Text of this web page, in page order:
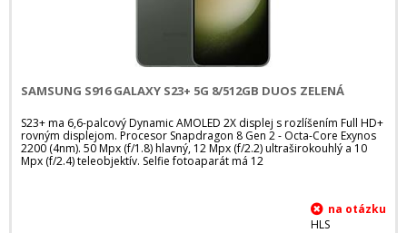
SAMSUNG S916 GALAXY S23+ 5G 8/512GB DUOS ZELENÁ
S23+ ma 6,6-palcový Dynamic AMOLED 2X displej s rozlíšením Full HD+
rovným displejom. Procesor Snapdragon 8 Gen 2 - Octa-Core Exynos
2200 (4nm). 50 Mpx (f/1.8) hlavný, 12 Mpx (f/2.2) ultraširokouhlý a 10
Mpx (f/2.4) teleobjektív. Selfie fotoaparát má 12
HLS